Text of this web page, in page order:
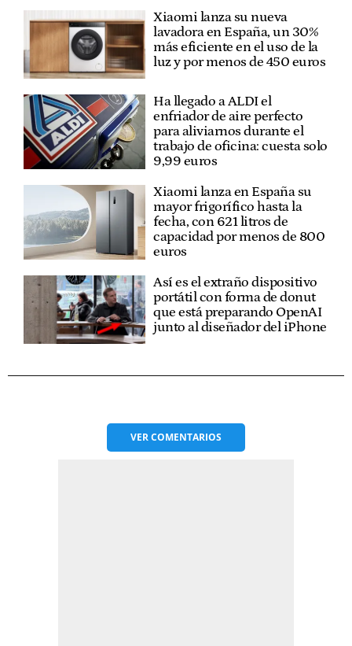
Xiaomi lanza su nueva
lavadora en España, un 30%
más eficiente en el uso de la
luz y por menos de 450 euros
Ha llegado a ALDI el
enfriador de aire perfecto
para aliviarnos durante el
trabajo de oficina: cuesta solo
9,99 euros
Xiaomi lanza en España su
mayor frigorífico hasta la
fecha, con 621 litros de
capacidad por menos de 800
euros
Así es el extraño dispositivo
portátil con forma de donut
que está preparando OpenAI
junto al diseñador del iPhone
VERCOMENTARIOS